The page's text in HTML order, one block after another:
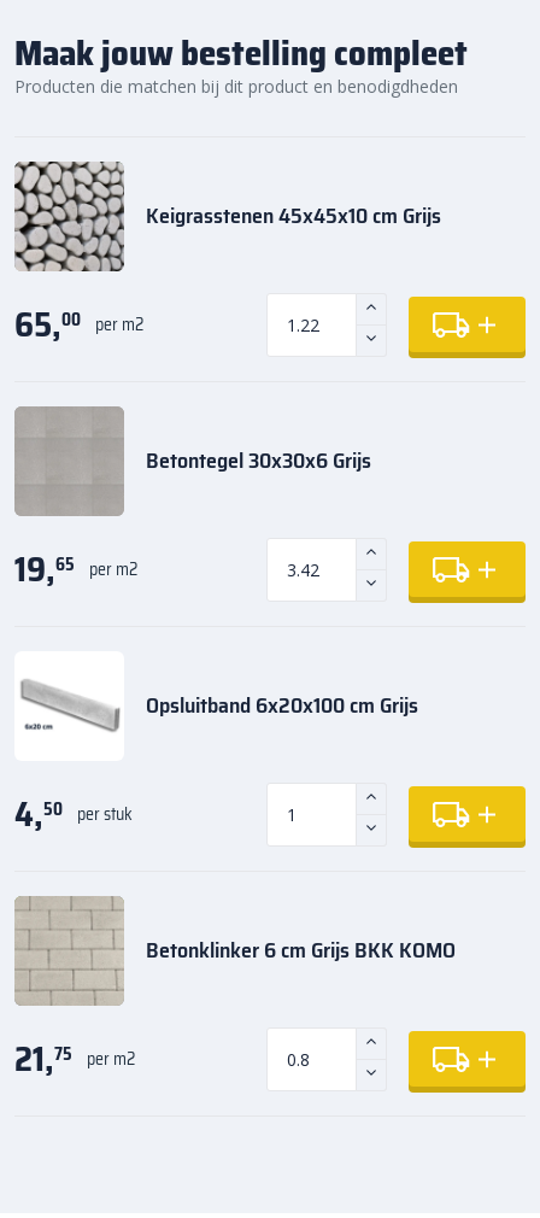
Maak jouw bestelling compleet
Producten die matchen bij dit product en benodigdheden
Keigrasstenen 45x45x10 cm Grijs
65,00 per m2
Betontegel 30x30x6 Grijs
19,65 per m2
Opsluitband 6x20x100 cm Grijs
4,50 per stuk
Betonklinker 6 cm Grijs BKK KOMO
21,75 per m2